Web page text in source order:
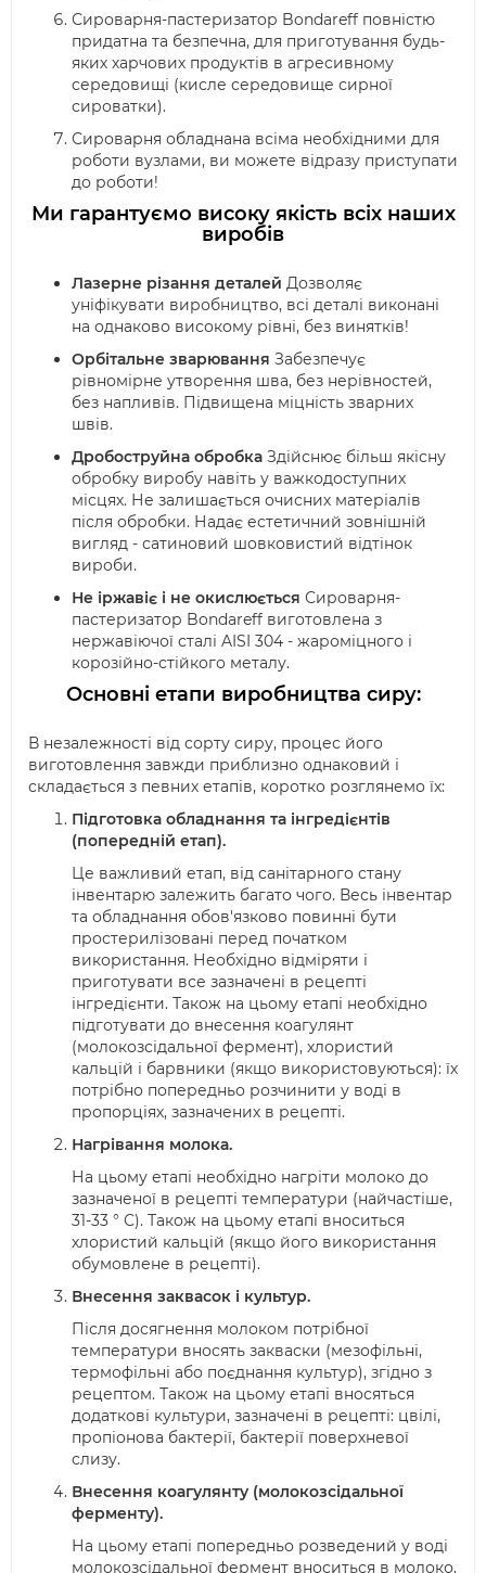
Сироварня-пастеризатор Bondareff повністю
придатна та безпечна, для приготування будь-
яких харчових продуктів в агресивному
середовищі (кисле середовище сирної
сироватки).
Сироварня обладнана всіма необхідними для
роботи вузлами, ви можете відразу приступати
до роботи!
Ми гарантуємо високу якість всіх наших
виробів
Лазерне різання деталей Дозволяє
уніфікувати виробництво, всі деталі виконані
на однаково високому рівні, без винятків!
Орбітальне зварювання Забезпечує
рівномірне утворення шва, без нерівностей,
без напливів. Підвищена міцність зварних
швів.
Дробоструйна обробка Здійснює більш якісну
обробку виробу навіть у важкодоступних
місцях. Не залишається очисних матеріалів
після обробки. Надає естетичний зовнішній
вигляд - сатиновий шовковистий відтінок
вироби.
Не іржавіє і не окислюється Сироварня-
пастеризатор Bondareff виготовлена з
нержавіючої сталі AISI 304 - жароміцного і
корозійно-стійкого металу.
Основні етапи виробництва сиру:
В незалежності від сорту сиру, процес його
виготовлення завжди приблизно однаковий і
складається з певних етапів, коротко розглянемо їх:
Підготовка обладнання та інгредієнтів
(попередній етап).
Це важливий етап, від санітарного стану
інвентарю залежить багато чого. Весь інвентар
та обладнання обов'язково повинні бути
простерилізовані перед початком
використання. Необхідно відміряти і
приготувати все зазначені в рецепті
інгредієнти. Також на цьому етапі необхідно
підготувати до внесення коагулянт
(молокозсідальної фермент), хлористий
кальцій і барвники (якщо використовуються): їх
потрібно попередньо розчинити у воді в
пропорціях, зазначених в рецепті.
Нагрівання молока.
На цьому етапі необхідно нагріти молоко до
зазначеної в рецепті температури (найчастіше,
31-33 ° С). Також на цьому етапі вноситься
хлористий кальцій (якщо його використання
обумовлене в рецепті).
Внесення заквасок і культур.
Після досягнення молоком потрібної
температури вносять закваски (мезофільні,
термофільні або поєднання культур), згідно з
рецептом. Також на цьому етапі вносяться
додаткові культури, зазначені в рецепті: цвілі,
пропіонова бактерії, бактерії поверхневої
слизу.
Внесення коагулянту (молокозсідальної
ферменту).
На цьому етапі попередньо розведений у воді
молокозсідальної фермент вноситься в молоко,